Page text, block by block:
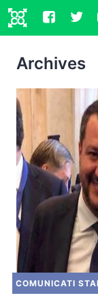
Archives
COMUNICATI